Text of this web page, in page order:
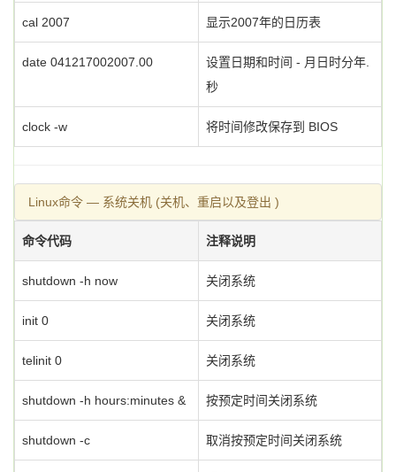
cal 2007 显示2007年的日历表
date 041217002007.00
设置日期和时间 - 月日时分年.
秒
clock -w 将时间修改保存到 BIOS
Linux命令 — 系统关机 (关机、重启以及登出 )
命令代码 注释说明
shutdown -h now 关闭系统
init 0 关闭系统
telinit 0 关闭系统
shutdown -h hours:minutes & 按预定时间关闭系统
shutdown -c 取消按预定时间关闭系统